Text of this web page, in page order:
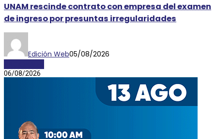
UNAM rescinde contrato con empresa del examen
de ingreso por presuntas irregularidades
Edición Web05/08/2026
06/08/2026